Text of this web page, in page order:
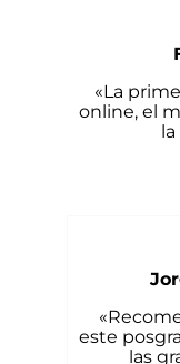
«La
online, el
este
las